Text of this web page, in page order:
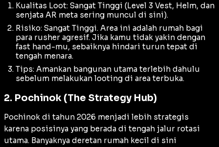
Kualitas Loot: Sangat Tinggi (Level 3 Vest, Helm, dan
senjata AR meta sering muncul di sini).
Risiko: Sangat Tinggi. Area ini adalah rumah bagi
para rusher agresif. Jika kamu tidak yakin dengan
fast hand-mu, sebaiknya hindari turun tepat di
tengah menara.
Tips: Amankan bangunan utama terlebih dahulu
sebelum melakukan looting di area terbuka.
2. Pochinok (The Strategy Hub)
Pochinok di tahun 2026 menjadi lebih strategis
karena posisinya yang berada di tengah jalur rotasi
utama. Banyaknya deretan rumah kecil di sini